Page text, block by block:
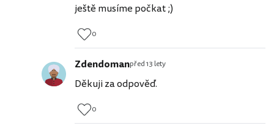
ještě musíme počkat ;)
0
Zdendomanpřed 13 lety
Děkuji za odpověď.
0